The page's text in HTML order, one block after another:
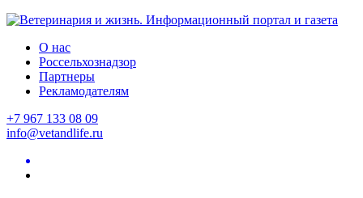
О нас
Россельхознадзор
Партнеры
Рекламодателям
+7 967 133 08 09
info@vetandlife.ru